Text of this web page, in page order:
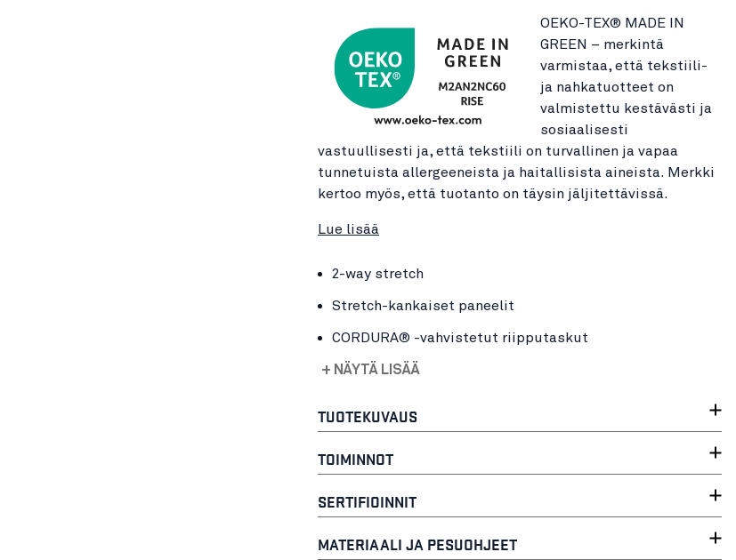
OEKO-TEX® MADE IN
GREEN – merkintä
varmistaa, että tekstiili-
ja nahkatuotteet on
valmistettu kestävästi ja
sosiaalisesti
vastuullisesti ja, että tekstiili on turvallinen ja vapaa
tunnetuista allergeeneista ja haitallisista aineista. Merkki
kertoo myös, että tuotanto on täysin jäljitettävissä.
Lue lisää
2-way stretch
Stretch-kankaiset paneelit
CORDURA® -vahvistetut riipputaskut
+ NÄYTÄ LISÄÄ
TUOTEKUVAUS
TOIMINNOT
SERTIFIOINNIT
MATERIAALI JA PESUOHJEET